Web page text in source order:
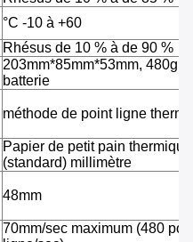
°C -10 à +60
Rhésus de 10 % à de 90 %
203mm*85mm*53mm, 480g
batterie
méthode de point ligne
Papier de petit pain
(standard) millimètre
48mm
70mm/sec maximum (480